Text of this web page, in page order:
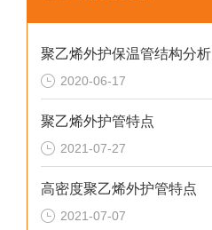
聚乙烯外护保温管结构分析
2020-06-17
聚乙烯外护管特点
2021-07-27
高密度聚乙烯外护管特点
2021-07-07